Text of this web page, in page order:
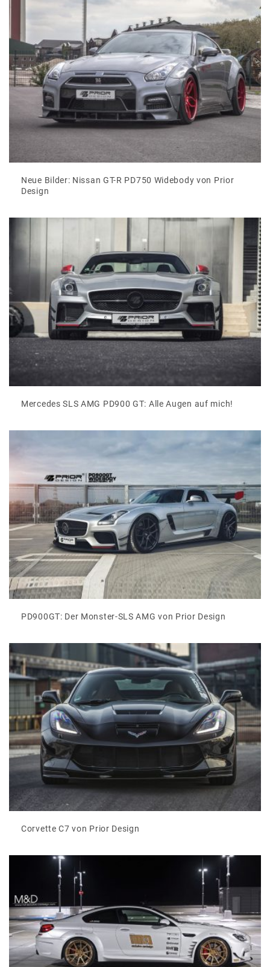
Neue Bilder: Nissan GT-R PD750 Widebody von Prior
Design
Mercedes SLS AMG PD900 GT: Alle Augen auf mich!
PD900GT: Der Monster-SLS AMG von Prior Design
Corvette C7 von Prior Design